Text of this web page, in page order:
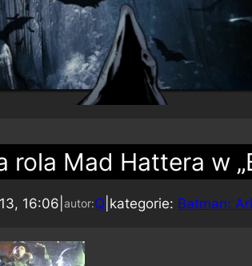
rola Mad Hattera w
16:06 autor:Q kategorie: Batman: